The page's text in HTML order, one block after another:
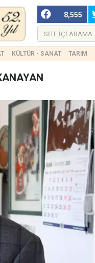
8,555
KÜLTÜR - SANAT TARIM